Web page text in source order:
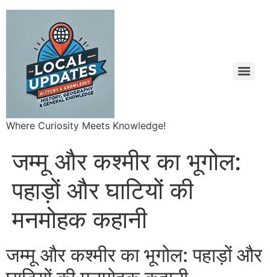
Where Curiosity Meets Knowledge!
जम्मू और कश्मीर का भूगोल:
पहाड़ों और घाटियों की
मनमोहक कहानी
जम्मू और कश्मीर का भूगोल: पहाड़ों और